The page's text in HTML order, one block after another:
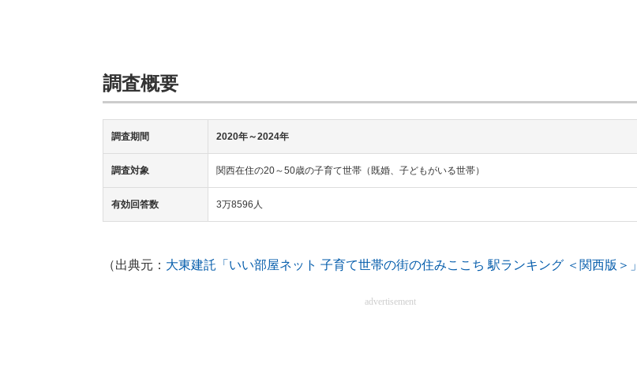
調査概要
調査期間 2020年～2024年
調査対象 関西在住の20～50歳の子育て世帯（既婚、子どもがいる世帯）
有効回答数 3万8596人
（出典元： 大東建託「いい部屋ネット 子育て世帯の街の住みここち 駅ランキング ＜関西版＞」
advertisement